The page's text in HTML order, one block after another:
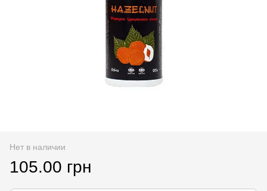
Нет в наличии
105.00 грн